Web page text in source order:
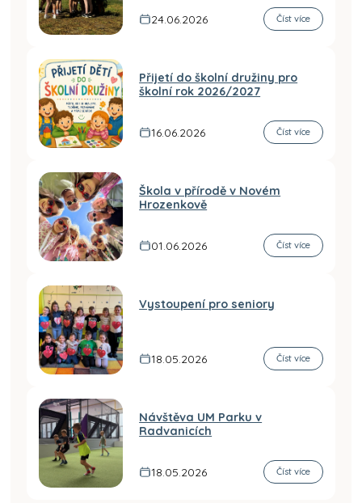
24.06.2026
Číst více
Přijetí do školní družiny pro
školní rok 2026/2027
16.06.2026 Číst více
Škola v přírodě v Novém
Hrozenkově
01.06.2026 Číst více
Vystoupení pro seniory
18.05.2026 Číst více
Návštěva UM Parku v
Radvanicích
18.05.2026 Číst více